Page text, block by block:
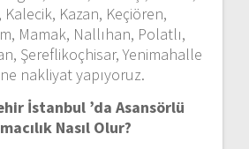
Kalecik, Kazan, Keçiören,
Mamak, Nallıhan, Polatlı,
Şereflikoçhisar, Yenimahalle
nakliyat yapıyoruz.
İstanbul ’da Asansörlü
Nasıl Olur?